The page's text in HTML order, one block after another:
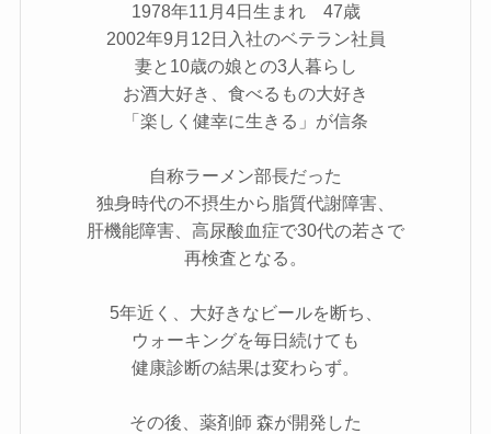
1978年11月4日生まれ 47歳
2002年9月12日入社のベテラン社員
妻と10歳の娘との3人暮らし
お酒大好き、食べるもの大好き
「楽しく健幸に生きる」が信条
自称ラーメン部長だった
独身時代の不摂生から脂質代謝障害、
肝機能障害、高尿酸血症で30代の若さで
再検査となる。
5年近く、大好きなビールを断ち、
ウォーキングを毎日続けても
健康診断の結果は変わらず。
その後、薬剤師 森が開発した